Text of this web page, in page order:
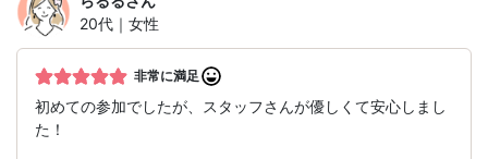
20代｜女性
非常に満足
初めての参加でしたが、スタッフさんが優しくて安心しまし
た！